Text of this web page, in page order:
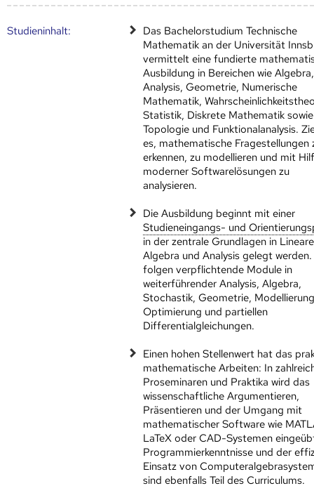
Studien­inhalt:
Das Bachelorstudium Technische
Mathematik an der Universität
vermittelt eine fundierte
Ausbildung in Bereichen wie Algebra,
Analysis, Geometrie, Numerische
Mathematik,
Statistik, Diskrete Mathematik sowie
Topologie und Funktionalanalysis.
es, mathematische Fragestellungen
erkennen, zu modellieren und mit
moderner Softwarelösungen zu
analysieren.
Die Ausbildung beginnt mit einer
Studieneingangs- und
in der zentrale Grundlagen in
Algebra und Analysis gelegt werden.
folgen verpflichtende Module in
weiterführender Analysis, Algebra,
Stochastik, Geometrie,
Optimierung und partiellen
Differentialgleichungen.
Einen hohen Stellenwert hat das
mathematische Arbeiten: In
Proseminaren und Praktika wird das
wissenschaftliche Argumentieren,
Präsentieren und der Umgang mit
mathematischer Software wie
LaTeX oder CAD-Systemen
Programmierkenntnisse und der
Einsatz von
sind ebenfalls Teil des Curriculums.